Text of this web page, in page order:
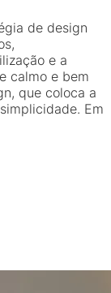
de design
e a
calmo e bem
que coloca a
Em